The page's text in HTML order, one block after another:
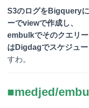
S3のログをBigquery
ーでviewで作成し、
embulkでそのクエリ
はDigdagでスケジュー
すわ。
■medjed/